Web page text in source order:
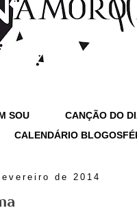
SOU
CANÇÃO DO
CALENDÁRIO
de 2014